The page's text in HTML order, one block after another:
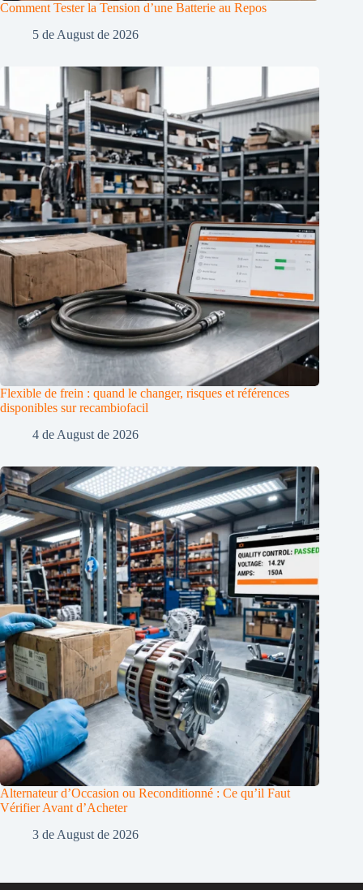
Comment Tester la Tension d’une Batterie au Repos
5 de August de 2026
Flexible de frein : quand le changer, risques et références
disponibles sur recambiofacil
4 de August de 2026
Alternateur d’Occasion ou Reconditionné : Ce qu’il Faut
Vérifier Avant d’Acheter
3 de August de 2026